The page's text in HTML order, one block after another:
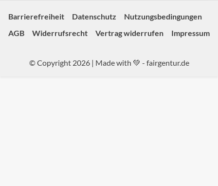
Barrierefreiheit Datenschutz
Nutzungsbedingungen
AGB
Widerrufsrecht Vertrag widerrufen Impressum
© Copyright 2026 | Made with 💚 - fairgentur.de